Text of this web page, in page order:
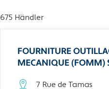
675 Händler
FOURNITURE
MECANIQUE (FOMM)
7 Rue de Tamas